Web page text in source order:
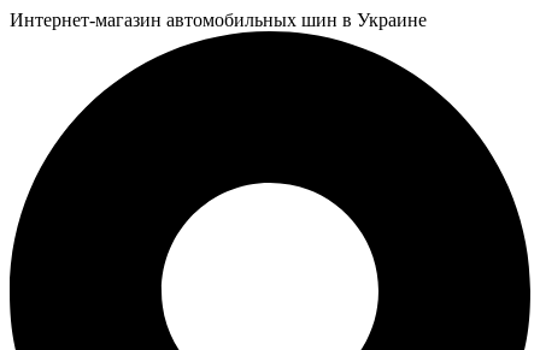
Интернет-магазин автомобильных шин в Украине